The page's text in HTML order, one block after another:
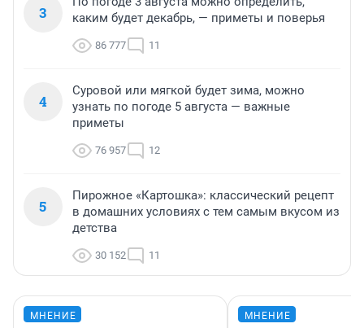
3
каким будет декабрь, — приметы и поверья
86 777 11
4
Суровой или мягкой будет зима, можно
узнать по погоде 5 августа — важные
приметы
76 957 12
5
Пирожное «Картошка»: классический рецепт
в домашних условиях с тем самым вкусом из
детства
30 152 11
МНЕНИЕ МНЕНИЕ